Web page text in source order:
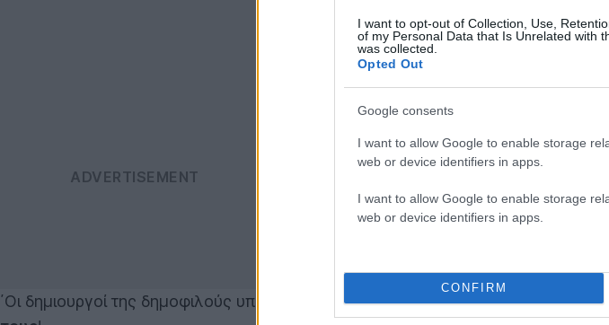
I want to opt-out of Collection, Use,
of my Personal Data that Is Unrelated with
was collected.
Opted Out
Google consents
I want to allow Google to enable storage
web or device identifiers in apps.
I want to allow Google to enable storage
web or device identifiers in apps.
CONFIRM
΄Οι δημιουργοί της δημοφιλούς υπηρεσίας LimeWireεξαναγκάζονται μετά από